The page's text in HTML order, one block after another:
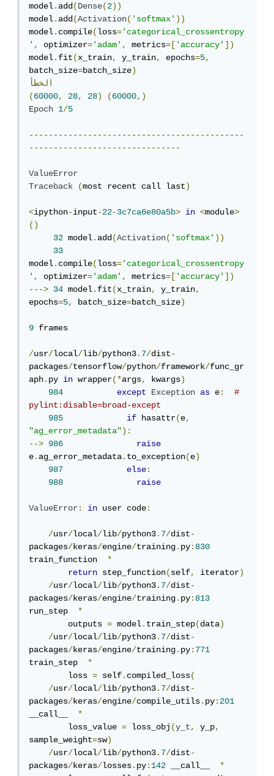
model.add(Dense(2))
model.add(Activation('softmax'))
model.compile(loss='categorical_crossentropy
', optimizer='adam', metrics=['accuracy'])
model.fit(x_train, y_train, epochs=5,
batch_size=batch_size)
الخطأ
(60000, 28, 28) (60000,)
Epoch
1/5
--------------------------------------------
-------------------------------
ValueError
Traceback
(most recent call last)
<ipython-input-22-3c7ca6e80a5b> in <module>
()
32 model.add(Activation('softmax'))
33
model.compile(loss='categorical_crossentropy
', optimizer='adam', metrics=['accuracy'])
--->
34 model.fit(x_train, y_train,
epochs=5, batch_size=batch_size)
9 frames
/usr/local/lib/python3.7/dist-
packages/tensorflow/python/framework/func_gr
aph.py in wrapper(*args, kwargs)
984
except Exception as e:
#
pylint:disable=broad-except
985
if hasattr(e,
"ag_error_metadata"):
-->
986
raise
e.ag_error_metadata.to_exception(e)
987
else:
988
raise
ValueError: in user code:
/usr/local/lib/python3.7/dist-
packages/keras/engine/training.py:830
train_function *
return step_function(self, iterator)
/usr/local/lib/python3.7/dist-
packages/keras/engine/training.py:813
run_step *
        outputs
= model.train_step(data)
/usr/local/lib/python3.7/dist-
packages/keras/engine/training.py:771
train_step *
        loss
= self.compiled_loss(
/usr/local/lib/python3.7/dist-
packages/keras/engine/compile_utils.py:201
__call__ *
        loss_value
= loss_obj(y_t, y_p,
sample_weight=sw)
/usr/local/lib/python3.7/dist-
packages/keras/losses.py:142 __call__ *